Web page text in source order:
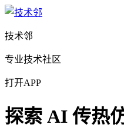
技术邻
专业技术社区
打开APP
探索 AI 传热